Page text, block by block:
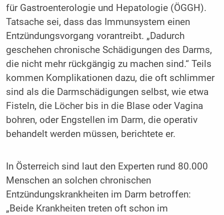
für Gastroenterologie und Hepatologie (ÖGGH).
Tatsache sei, dass das Immunsystem einen
Entzündungsvorgang vorantreibt. „Dadurch
geschehen chronische Schädigungen des Darms,
die nicht mehr rückgängig zu machen sind.“ Teils
kommen Komplikationen dazu, die oft schlimmer
sind als die Darmschädigungen selbst, wie etwa
Fisteln, die Löcher bis in die Blase oder Vagina
bohren, oder Engstellen im Darm, die operativ
behandelt werden müssen, berichtete er.
In Österreich sind laut den Experten rund 80.000
Menschen an solchen chronischen
Entzündungskrankheiten im Darm betroffen:
„Beide Krankheiten treten oft schon im